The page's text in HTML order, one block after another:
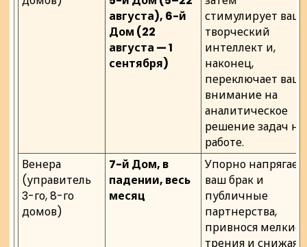
августа), 6-й
Дом (22
августа — 1
сентября)
стимулирует ваш
творческий
интеллект и,
наконец,
переключает ваше
внимание на
аналитическое
решение задач на
работе.
Венера
(управитель
3-го, 8-го
домов)
7-й Дом, в
падении, весь
месяц
Упорно напрягает
ваш брак и
публичные
партнерства,
привнося мелкие
трения и снижая